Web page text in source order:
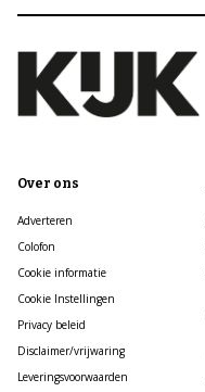
Over ons
Adverteren
Colofon
Cookie informatie
Cookie Instellingen
Privacy beleid
Disclaimer/vrijwaring
Leveringsvoorwaarden